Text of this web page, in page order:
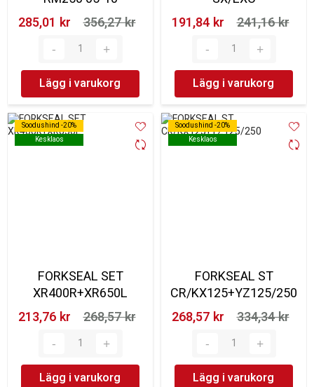
285,01 kr‎
356,27 kr‎
Lägg i varukorg
191,84 kr‎
241,16 kr‎
Lägg i varukorg
Soodushind -20%
Kesklaos
Soodushind -20%
Kesklaos
FORKSEAL SET
XR400R+XR650L
213,76 kr‎
268,57 kr‎
Lägg i varukorg
Soodushind -20%
Kesklaos
Soodushind -20%
Kesklaos
FORKSEAL ST
CR/KX125+YZ125/250
268,57 kr‎
334,34 kr‎
Lägg i varukorg